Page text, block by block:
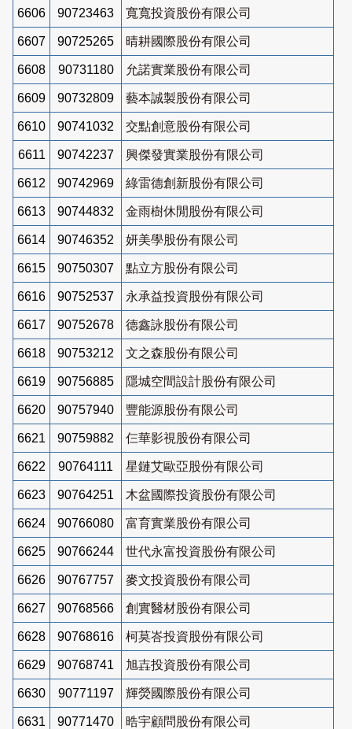
6606 90723463 寬寬投資股份有限公司
6607 90725265 晴耕國際股份有限公司
6608 90731180 允諾實業股份有限公司
6609 90732809 藝本誠製股份有限公司
6610 90741032 交點創意股份有限公司
6611 90742237 興傑發實業股份有限公司
6612 90742969 綠雷德創新股份有限公司
6613 90744832 金雨樹休閒股份有限公司
6614 90746352 妍美學股份有限公司
6615 90750307 點立方股份有限公司
6616 90752537 永承益投資股份有限公司
6617 90752678 德鑫詠股份有限公司
6618 90753212 文之森股份有限公司
6619 90756885 隱城空間設計股份有限公司
6620 90757940 豐能源股份有限公司
6621 90759882 仨華影視股份有限公司
6622 90764111 星鏈艾歐亞股份有限公司
6623 90764251 木盆國際投資股份有限公司
6624 90766080 富育實業股份有限公司
6625 90766244 世代永富投資股份有限公司
6626 90767757 麥文投資股份有限公司
6627 90768566 創實醫材股份有限公司
6628 90768616 柯莫峇投資股份有限公司
6629 90768741 旭壵投資股份有限公司
6630 90771197 輝熒國際股份有限公司
6631 90771470 晧宇顧問股份有限公司